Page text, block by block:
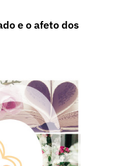
e o afeto dos